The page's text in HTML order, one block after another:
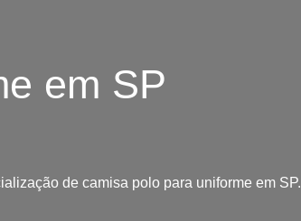
em SP
de camisa polo para uniforme em SP.